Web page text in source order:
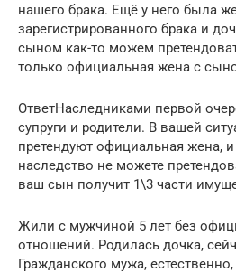
нашего брака. Ещё у него была
зарегистрированного брака и
сыном как-то можем
только официальная жена с
ОтветНаследниками первой
супруги и родители. В вашей
претендуют официальная жена,
наследство не можете
ваш сын получит 1\3 части
Жили с мужчиной 5 лет без
отношений. Родилась дочка,
Гражданского мужа,